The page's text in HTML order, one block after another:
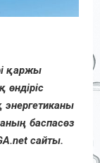
қаржы
энергетиканы
баспасөз
сайты.